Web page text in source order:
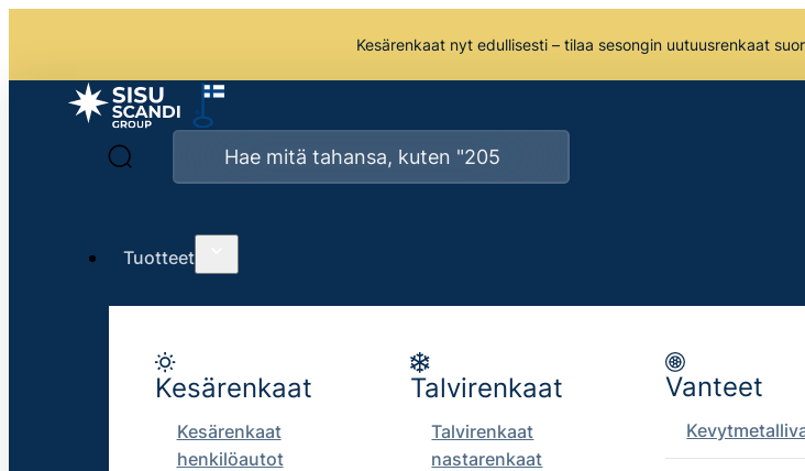
Kesärenkaat nyt edullisesti – tilaa sesongin uutuusrenkaat
Tuotteet
Kesärenkaat
Kesärenkaat
henkilöautot
Talvirenkaat
Talvirenkaat
nastarenkaat
Vanteet